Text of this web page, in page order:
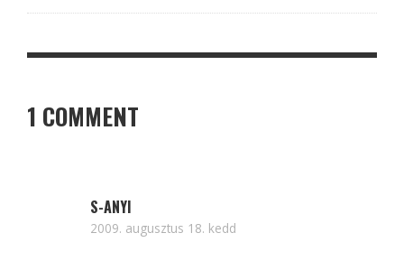
1 COMMENT
S-ANYI
2009. augusztus 18. kedd